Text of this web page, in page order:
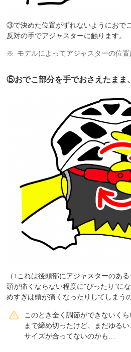
③で決めた位置がずれないようにおで
反対の手でアジャスターに触ります。
モデルによってアジャスターの位置
⑤おでこ部分を手でおさえたまま
（↑これは後頭部にアジャスターのあ
頭が痛くならない程度に”ぴったり”に
めすぎは頭が痛くなったりしてしまう
このとき全く調節ができないく
まで締め切ったけど、まだゆる
サイズが合ってないのかも…